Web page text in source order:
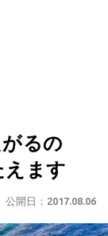
るの
えます
公開日： 2017.08.06